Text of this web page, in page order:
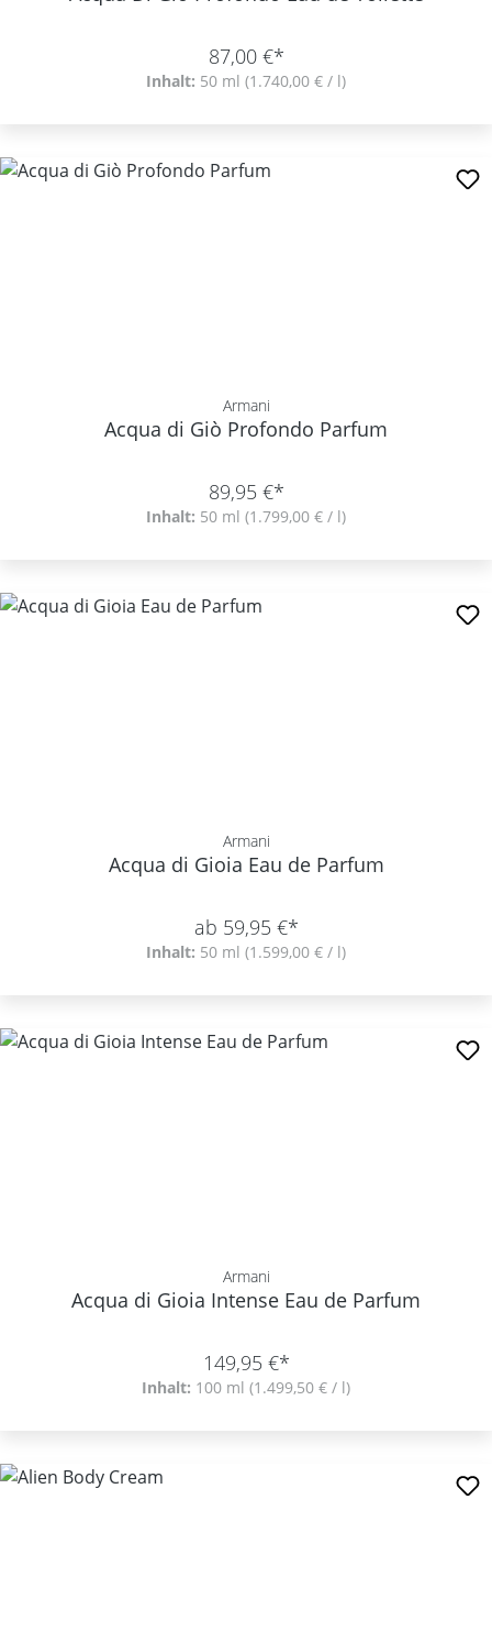
87,00 €*
Inhalt: 50 ml (1.740,00 € / l)
Armani
Acqua di Giò Profondo Parfum
89,95 €*
Inhalt: 50 ml (1.799,00 € / l)
Armani
Acqua di Gioia Eau de Parfum
ab 59,95 €*
Inhalt: 50 ml (1.599,00 € / l)
Armani
Acqua di Gioia Intense Eau de Parfum
149,95 €*
Inhalt: 100 ml (1.499,50 € / l)